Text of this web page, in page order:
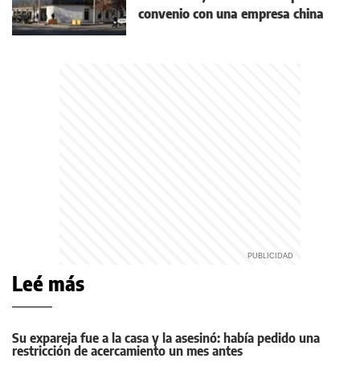
convenio con una empresa china
Leé más
Su expareja fue a la casa y la asesinó: había pedido una
restricción de acercamiento un mes antes